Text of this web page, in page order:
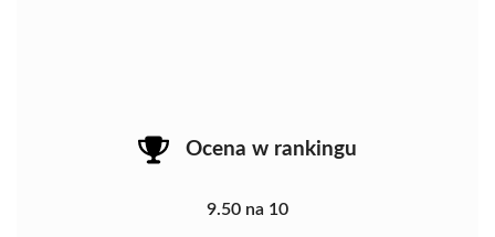
Ocena w rankingu
9.50 na 10